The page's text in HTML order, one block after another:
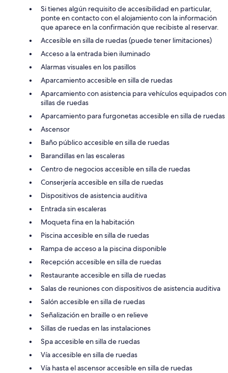
Si tienes algún requisito de accesibilidad en particular,
ponte en contacto con el alojamiento con la información
que aparece en la confirmación que recibiste al reservar.
Accesible en silla de ruedas (puede tener limitaciones)
Acceso a la entrada bien iluminado
Alarmas visuales en los pasillos
Aparcamiento accesible en silla de ruedas
Aparcamiento con asistencia para vehículos equipados con
sillas de ruedas
Aparcamiento para furgonetas accesible en silla de ruedas
Ascensor
Baño público accesible en silla de ruedas
Barandillas en las escaleras
Centro de negocios accesible en silla de ruedas
Conserjería accesible en silla de ruedas
Dispositivos de asistencia auditiva
Entrada sin escaleras
Moqueta fina en la habitación
Piscina accesible en silla de ruedas
Rampa de acceso a la piscina disponible
Recepción accesible en silla de ruedas
Restaurante accesible en silla de ruedas
Salas de reuniones con dispositivos de asistencia auditiva
Salón accesible en silla de ruedas
Señalización en braille o en relieve
Sillas de ruedas en las instalaciones
Spa accesible en silla de ruedas
Vía accesible en silla de ruedas
Vía hasta el ascensor accesible en silla de ruedas